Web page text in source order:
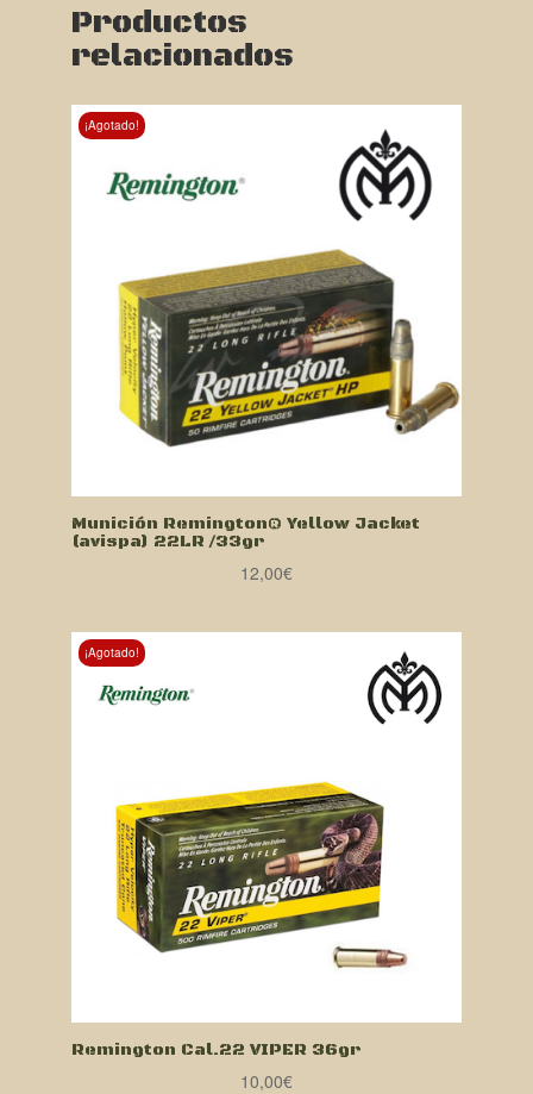
Productos
relacionados
¡Agotado!
Munición Remington® Yellow Jacket
(avispa) 22LR /33gr
12,00€
¡Agotado!
Remington Cal.22 VIPER 36gr
10,00€